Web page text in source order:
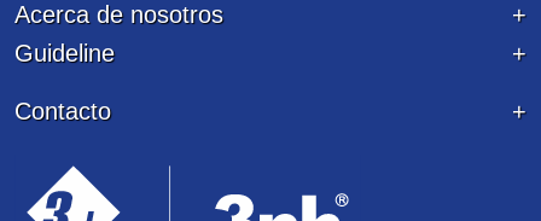
Acerca de nosotros
Guideline
Contacto